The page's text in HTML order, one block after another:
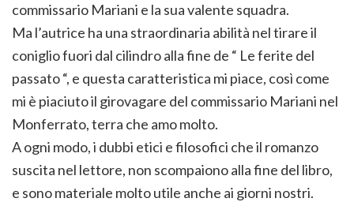
commissario Mariani e la sua valente squadra.
Ma l’autrice ha una straordinaria abilità nel tirare il
coniglio fuori dal cilindro alla fine de “ Le ferite del
passato “, e questa caratteristica mi piace, così come
mi è piaciuto il girovagare del commissario Mariani nel
Monferrato, terra che amo molto.
A ogni modo, i dubbi etici e filosofici che il romanzo
suscita nel lettore, non scompaiono alla fine del libro,
e sono materiale molto utile anche ai giorni nostri.